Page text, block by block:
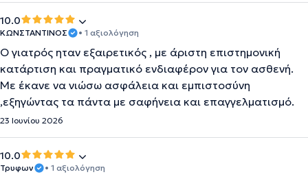
10.0
ΚΩΝΣΤΑΝΤΙΝΟΣ • 1 αξιολόγηση
Ο γιατρός ηταν εξαιρετικός , με άριστη επιστημονική
κατάρτιση και πραγματικό ενδιαφέρον για τον ασθενή.
Με έκανε να νιώσω ασφάλεια και εμπιστοσύνη
,εξηγώντας τα πάντα με σαφήνεια και επαγγελματισμό.
23 Ιουνίου 2026
10.0
Τρυφων • 1 αξιολόγηση